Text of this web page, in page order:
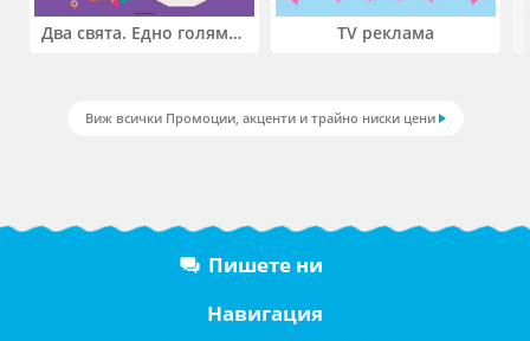
Два свята. Едно голямо приключение. Купи 2 продукта LEGO® Friends и/или LEGO® Minecraft и вземи -27% TV реклама
Виж всички Промоции, акценти и трайно ниски цени
Пишете ни
Навигация